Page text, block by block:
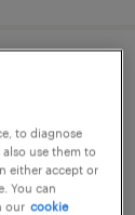
京都
to diagnose
use them to
either accept or
You can
our cookie